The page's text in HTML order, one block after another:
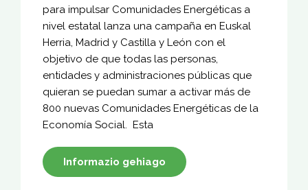
para impulsar Comunidades Energéticas a
nivel estatal lanza una campaña en Euskal
Herria, Madrid y Castilla y León con el
objetivo de que todas las personas,
entidades y administraciones públicas que
quieran se puedan sumar a activar más de
800 nuevas Comunidades Energéticas de la
Economía Social. Esta
Informazio gehiago